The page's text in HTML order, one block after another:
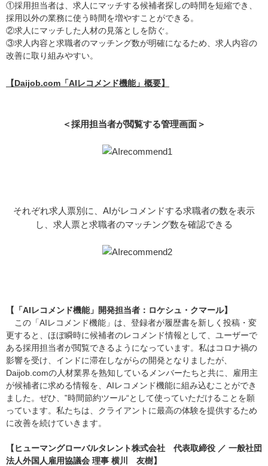
①採用担当者は、求人にマッチする候補者探しの時間を短縮でき、
採用以外の業務に使う時間を増やすことができる。
②求人にマッチした人材の見落としを防ぐ。
③求人内容と求職者のマッチング数が明確になるため、求人内容の
改善に取り組みやすい。
【Daijob.com「AIレコメンド機能」概要】
＜採用担当者が閲覧する管理画面＞
それぞれ求人票別に、AIがレコメンドする求職者の数を表示
し、求人票と求職者のマッチング数を確認できる
【「AIレコメンド機能」開発担当者：ロケシュ・クマール】
この「AIレコメンド機能」は、登録者が履歴書を新しく投稿・変
更すると、ほぼ瞬時に候補者のレコメンド情報として、ユーザーで
ある採用担当者が閲覧できるようになっています。私はコロナ禍の
影響を受け、インドに滞在しながらの開発となりましたが、
Daijob.comの人材業界を熟知しているメンバーたちと共に、雇用主
が候補者に求める情報を、AIレコメンド機能に組み込むことができ
ました。ぜひ、‟時間節約ツール“として使っていただけることを願
っています。私たちは、クライアントに最高の体験を提供するため
に改善を続けていきます。
【ヒューマングローバルタレント株式会社 代表取締役 ／ 一般社団
法人外国人雇用協議会 理事 横川 友樹】